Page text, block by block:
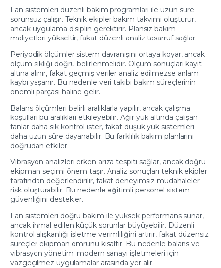
Fan sistemleri düzenli bakım programları ile uzun süre
sorunsuz çalışır. Teknik ekipler bakım takvimi oluşturur,
ancak uygulama disiplin gerektirir. Plansız bakım
maliyetleri yükseltir, fakat düzenli analiz tasarruf sağlar.
Periyodik ölçümler sistem davranışını ortaya koyar, ancak
ölçüm sıklığı doğru belirlenmelidir. Ölçüm sonuçları kayıt
altına alınır, fakat geçmiş veriler analiz edilmezse anlam
kaybı yaşanır. Bu nedenle veri takibi bakım süreçlerinin
önemli parçası haline gelir.
Balans ölçümleri belirli aralıklarla yapılır, ancak çalışma
koşulları bu aralıkları etkileyebilir. Ağır yük altında çalışan
fanlar daha sık kontrol ister, fakat düşük yük sistemleri
daha uzun süre dayanabilir. Bu farklılık bakım planlarını
doğrudan etkiler.
Vibrasyon analizleri erken arıza tespiti sağlar, ancak doğru
ekipman seçimi önem taşır. Analiz sonuçları teknik ekipler
tarafından değerlendirilir, fakat deneyimsiz müdahaleler
risk oluşturabilir. Bu nedenle eğitimli personel sistem
güvenliğini destekler.
Fan sistemleri doğru bakım ile yüksek performans sunar,
ancak ihmal edilen küçük sorunlar büyüyebilir. Düzenli
kontrol alışkanlığı işletme verimliliğini artırır, fakat düzensiz
süreçler ekipman ömrünü kısaltır. Bu nedenle balans ve
vibrasyon yönetimi modern sanayi işletmeleri için
vazgeçilmez uygulamalar arasında yer alır.